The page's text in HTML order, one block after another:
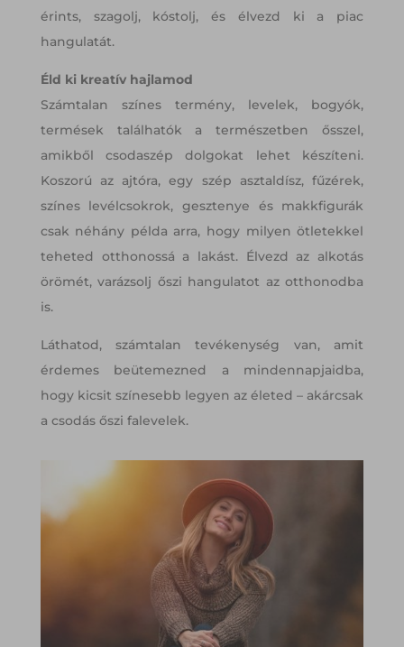
érints, szagolj, kóstolj, és élvezd ki a piac
hangulatát.
Éld ki kreatív hajlamod
Számtalan színes termény, levelek, bogyók,
termések találhatók a természetben ősszel,
amikből csodaszép dolgokat lehet készíteni.
Koszorú az ajtóra, egy szép asztaldísz, fűzérek,
színes levélcsokrok, gesztenye és makkfigurák
csak néhány példa arra, hogy milyen ötletekkel
teheted otthonossá a lakást. Élvezd az alkotás
örömét, varázsolj őszi hangulatot az otthonodba
is.
Láthatod, számtalan tevékenység van, amit
érdemes beütemezned a mindennapjaidba,
hogy kicsit színesebb legyen az életed – akárcsak
a csodás őszi falevelek.